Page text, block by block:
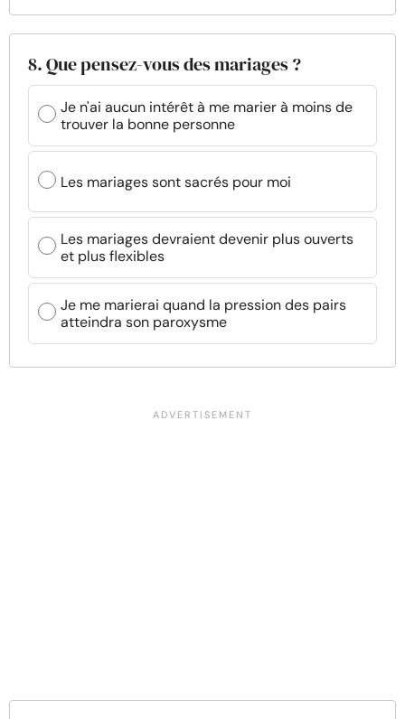
8. Que pensez-vous des mariages ?
Je n'ai aucun intérêt à me marier à moins de
trouver la bonne personne
Les mariages sont sacrés pour moi
Les mariages devraient devenir plus ouverts
et plus flexibles
Je me marierai quand la pression des pairs
atteindra son paroxysme